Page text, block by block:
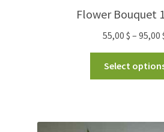
Flower Bouquet
55,00 $ – 95,00
Select